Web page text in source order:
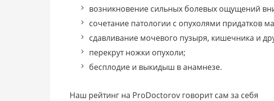
возникновение сильных болевых ощущений
сочетание патологии с опухолями придатков
сдавливание мочевого пузыря, кишечника и
перекрут ножки опухоли;
бесплодие и выкидыш в анамнезе.
Наш рейтинг на ProDoctorov говорит сам за себя